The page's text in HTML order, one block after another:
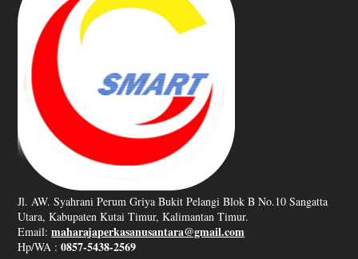
Jl. AW. Syahrani Perum Griya Bukit Pelangi Blok B No.10 Sangatta
Utara, Kabupaten Kutai Timur, Kalimantan Timur.
Email:maharajaperkasanusantara@gmail.com
Hp/WA :0857-5438-2569